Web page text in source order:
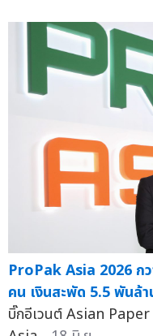
ProPak Asia 2026 ก
คน เงินสะพัด 5.5 พันล้
บิ๊กอีเวนต์ Asian